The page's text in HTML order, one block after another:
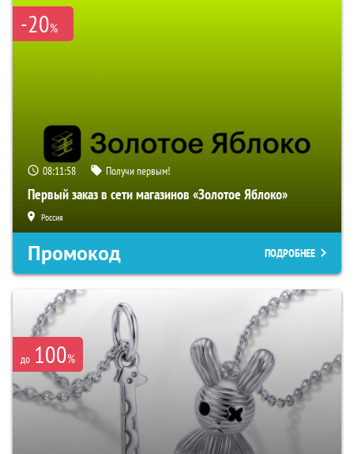
-20%
08:11:57 Получи первым!
Первый заказ в сети магазинов «Золотое Яблоко»
Россия
Промокод ПОДРОБНЕЕ
до 100%